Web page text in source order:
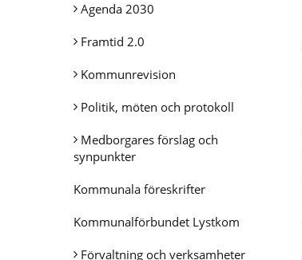
Agenda 2030
Framtid 2.0
Kommunrevision
Politik, möten och protokoll
Medborgares förslag och
synpunkter
Kommunala föreskrifter
Kommunalförbundet Lystkom
Förvaltning och verksamheter